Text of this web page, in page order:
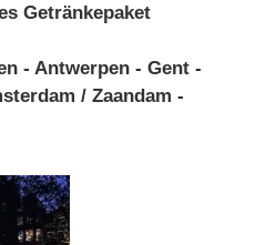
Getränkepaket
- Antwerpen - Gent -
/ Zaandam -